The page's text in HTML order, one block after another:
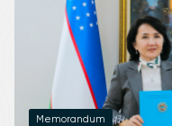
Memorandum